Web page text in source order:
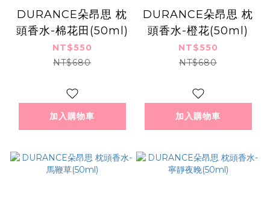
DURANCE朵昂思 枕
頭香水-棉花田(50ml)
NT$550
NT$680
加入購物車
DURANCE朵昂思 枕
頭香水-橙花(50ml)
NT$550
NT$680
加入購物車